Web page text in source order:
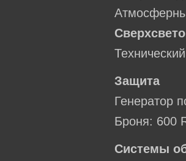
Защита
Генератор
Броня: 600
Системы